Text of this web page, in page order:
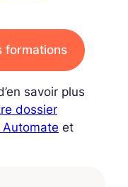
formations
savoir plus
dossier
et